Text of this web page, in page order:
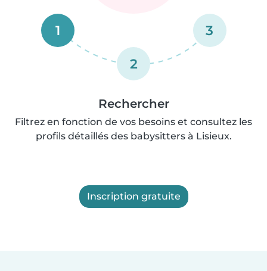
1
2
3
Rechercher
Filtrez en fonction de vos besoins et consultez les
profils détaillés des babysitters à Lisieux.
Inscription gratuite